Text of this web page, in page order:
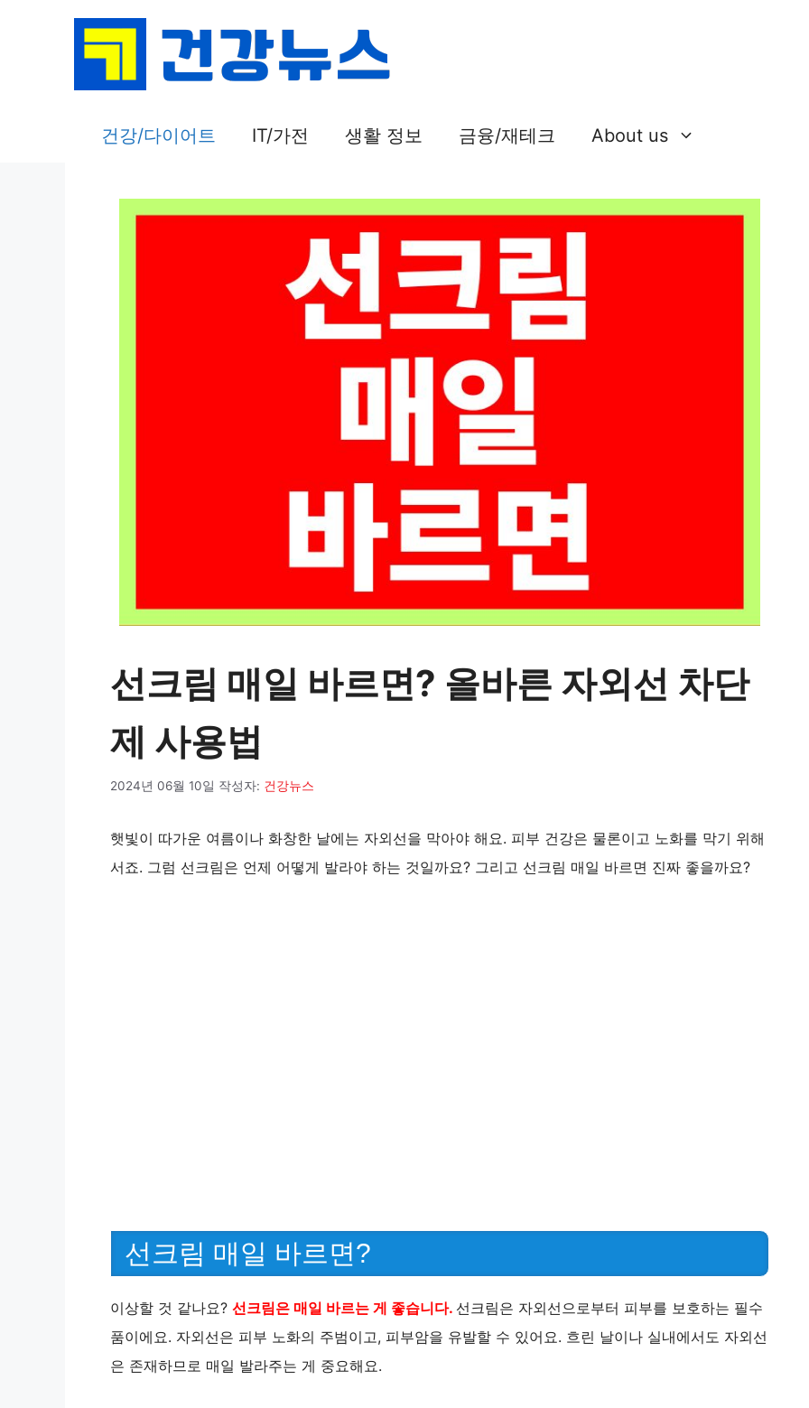
건강/다이어트 IT/가전 생활 정보 금융/재테크 About us
선크림 매일 바르면? 올바른 자외선 차단
제 사용법
2024년 06월 10일 작성자: 건강뉴스
햇빛이 따가운 여름이나 화창한 날에는 자외선을 막아야 해요. 피부 건강은 물론이고 노화를 막기 위해
서죠. 그럼 선크림은 언제 어떻게 발라야 하는 것일까요? 그리고 선크림 매일 바르면 진짜 좋을까요?
선크림 매일 바르면?
이상할 것 같나요? 선크림은 매일 바르는 게 좋습니다. 선크림은 자외선으로부터 피부를 보호하는 필수
품이에요. 자외선은 피부 노화의 주범이고, 피부암을 유발할 수 있어요. 흐린 날이나 실내에서도 자외선
은 존재하므로 매일 발라주는 게 중요해요​.